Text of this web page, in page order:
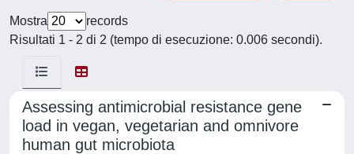
Mostra
records
Risultati 1 - 2 di 2 (tempo di esecuzione: 0.006 secondi).
Assessing antimicrobial resistance gene
load in vegan, vegetarian and omnivore
human gut microbiota